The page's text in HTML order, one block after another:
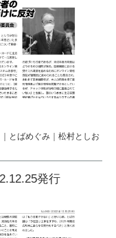
とばめぐみ
松村としお
発行